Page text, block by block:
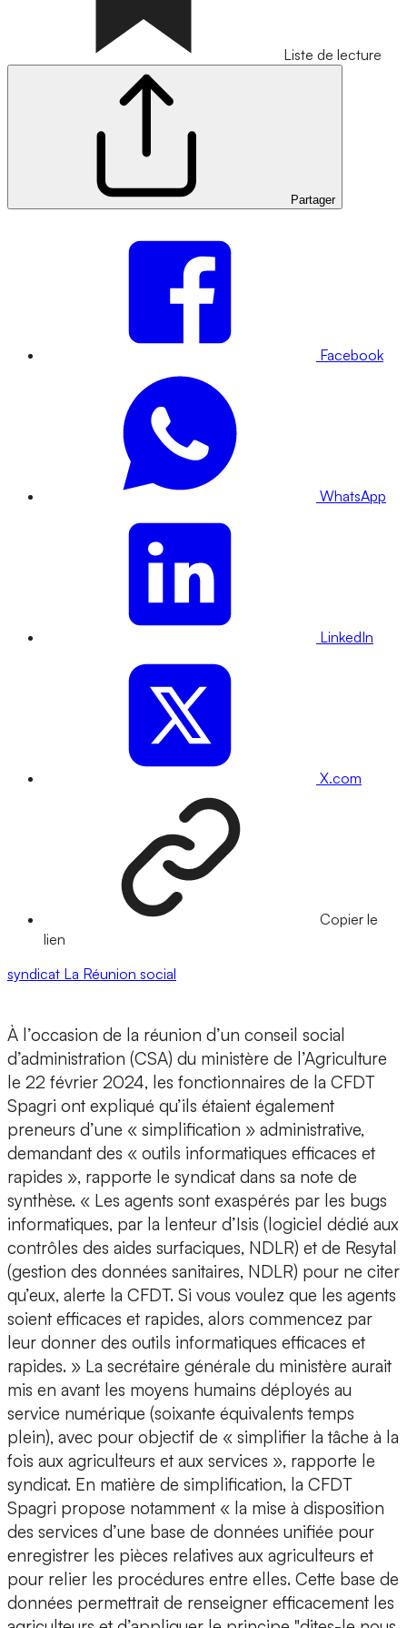
Liste de lecture
Partager
Facebook
WhatsApp
LinkedIn
X.com
Copier le
lien
syndicat La Réunion social
À l’occasion de la réunion d’un conseil social
d’administration (CSA) du ministère de l’Agriculture
le 22 février 2024, les fonctionnaires de la CFDT
Spagri ont expliqué qu’ils étaient également
preneurs d’une « simplification » administrative,
demandant des « outils informatiques efficaces et
rapides », rapporte le syndicat dans sa note de
synthèse. « Les agents sont exaspérés par les bugs
informatiques, par la lenteur d’Isis (logiciel dédié aux
contrôles des aides surfaciques, NDLR) et de Resytal
(gestion des données sanitaires, NDLR) pour ne citer
qu’eux, alerte la CFDT. Si vous voulez que les agents
soient efficaces et rapides, alors commencez par
leur donner des outils informatiques efficaces et
rapides. » La secrétaire générale du ministère aurait
mis en avant les moyens humains déployés au
service numérique (soixante équivalents temps
plein), avec pour objectif de « simplifier la tâche à la
fois aux agriculteurs et aux services », rapporte le
syndicat. En matière de simplification, la CFDT
Spagri propose notamment « la mise à disposition
des services d’une base de données unifiée pour
enregistrer les pièces relatives aux agriculteurs et
pour relier les procédures entre elles. Cette base de
données permettrait de renseigner efficacement les